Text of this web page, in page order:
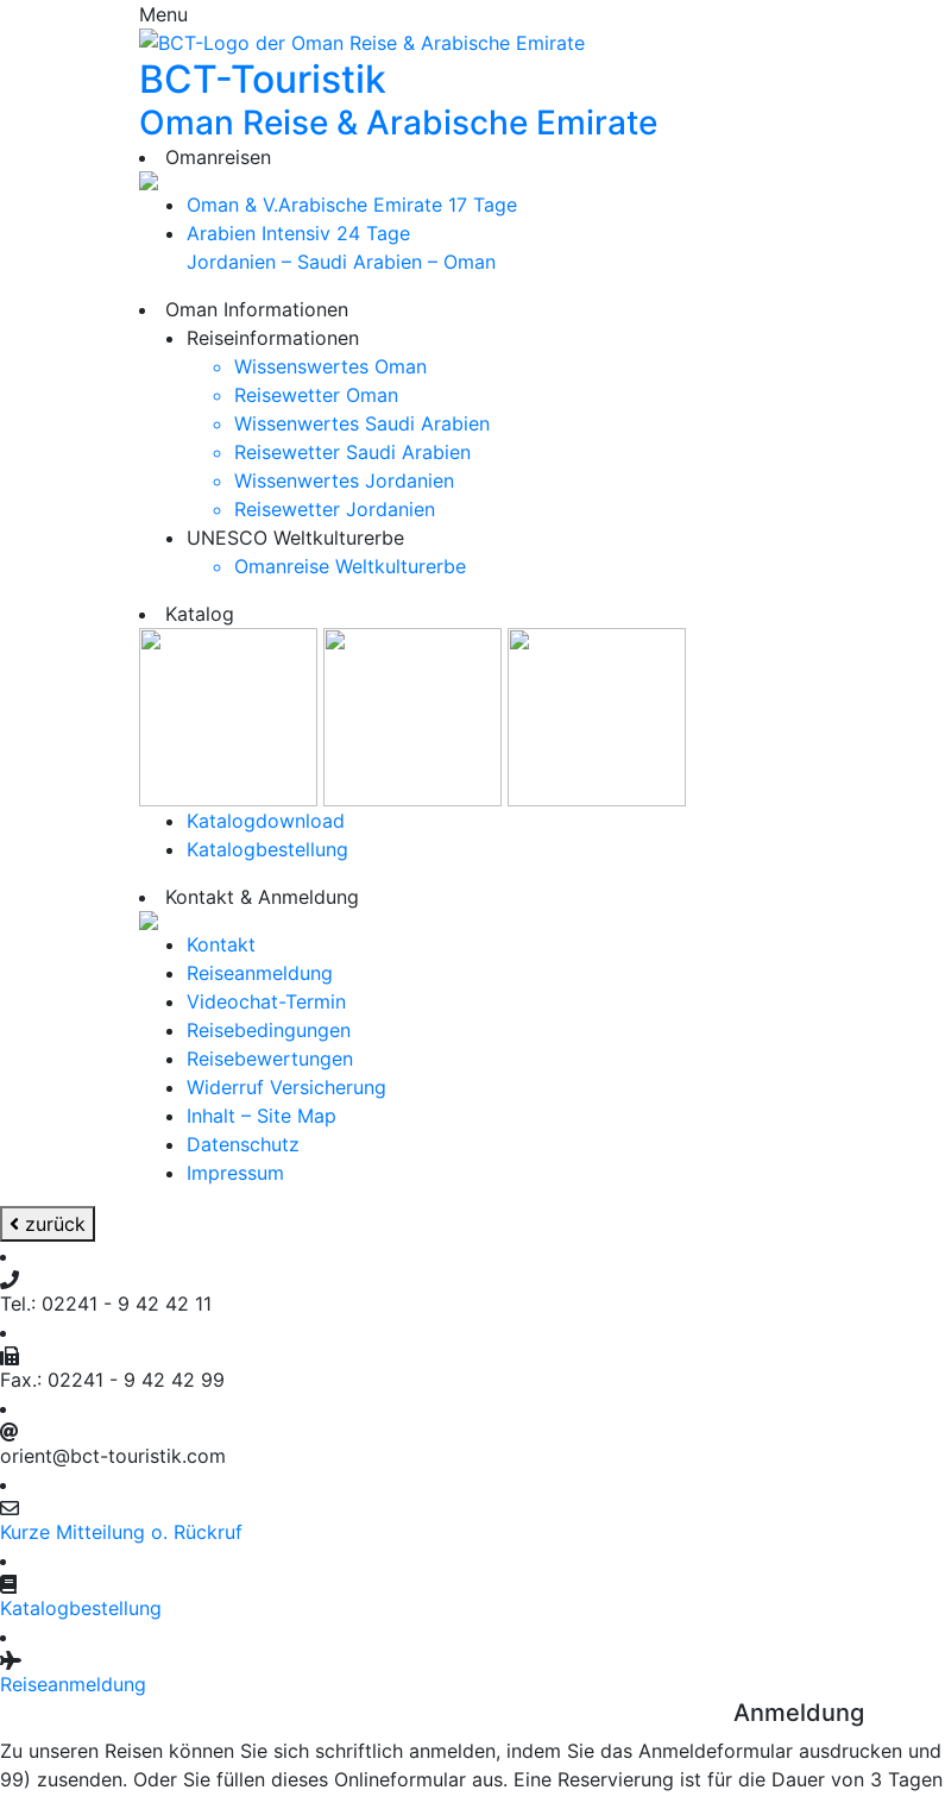
Menu
BCT-Touristik
Oman Reise & Arabische Emirate
Omanreisen
Oman & V.Arabische Emirate 17 Tage
Arabien Intensiv 24 Tage
Jordanien – Saudi Arabien – Oman
Oman Informationen
Reiseinformationen
Wissenswertes Oman
Reisewetter Oman
Wissenwertes Saudi Arabien
Reisewetter Saudi Arabien
Wissenwertes Jordanien
Reisewetter Jordanien
UNESCO Weltkulturerbe
Omanreise Weltkulturerbe
Katalog
Katalogdownload
Katalogbestellung
Kontakt & Anmeldung
Kontakt
Reiseanmeldung
Videochat-Termin
Reisebedingungen
Reisebewertungen
Widerruf Versicherung
Inhalt – Site Map
Datenschutz
Impressum
zurück
Tel.: 02241 - 9 42 42 11
Fax.: 02241 - 9 42 42 99
orient@bct-touristik.com
Kurze Mitteilung o. Rückruf
Katalogbestellung
Reiseanmeldung
Anmeldung
Zu unseren Reisen können Sie sich schriftlich anmelden, indem Sie das Anmeldeformular ausdrucken
99) zusenden. Oder Sie füllen dieses Onlineformular aus. Eine Reservierung ist für die Dauer von 3